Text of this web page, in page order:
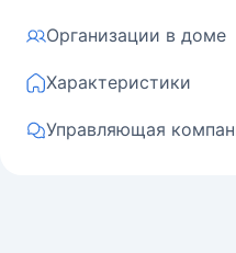
Организации в доме
Характеристики
Управляющая